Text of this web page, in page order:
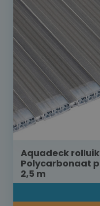
Aquadeck
Polycarbonaat
2,5 m